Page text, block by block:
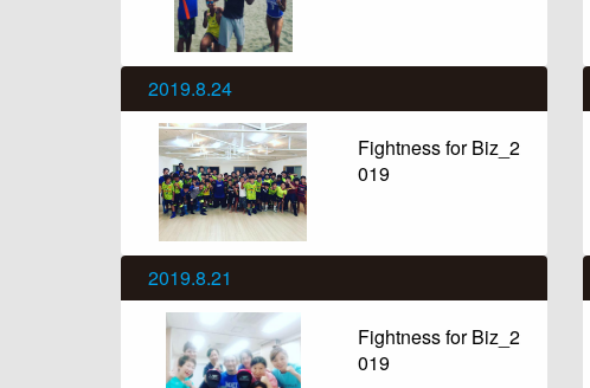
2019.8.24
Fightness for Biz_2
019
2019.8.21
Fightness for Biz_2
019